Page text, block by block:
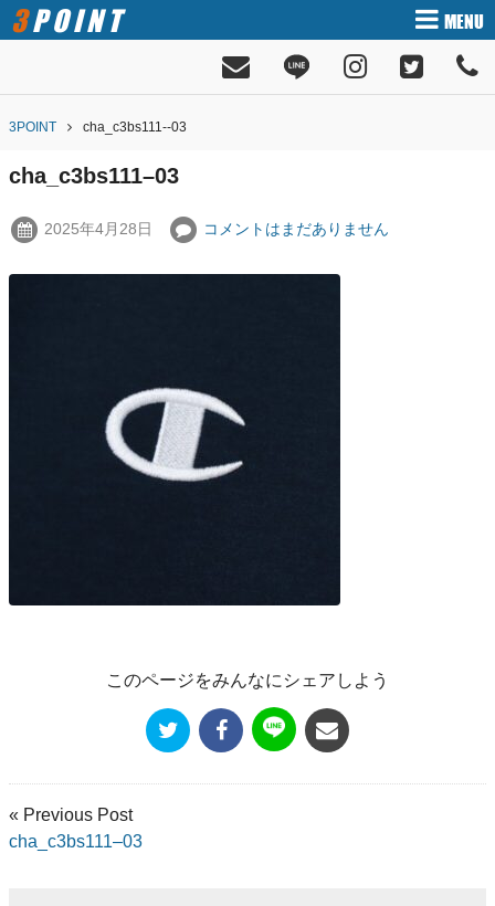
3POINT MENU
3POINT cha_c3bs111--03
cha_c3bs111–03
2025年4月28日 コメントはまだありません
このページをみんなにシェアしよう
« Previous Post
cha_c3bs111–03